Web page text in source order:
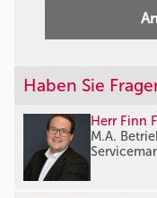
Haben Sie
Herr Finn
M.A.